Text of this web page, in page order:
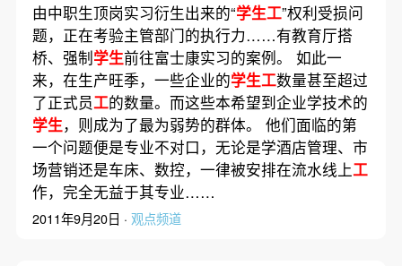
由中职生顶岗实习衍生出来的“学生工”权利受损问
题，正在考验主管部门的执行力……有教育厅搭
桥、强制学生前往富士康实习的案例。 如此一
来，在生产旺季，一些企业的学生工数量甚至超过
了正式员工的数量。而这些本希望到企业学技术的
学生，则成为了最为弱势的群体。 他们面临的第
一个问题便是专业不对口，无论是学酒店管理、市
场营销还是车床、数控，一律被安排在流水线上工
作，完全无益于其专业……
2011年9月20日 · 观点频道